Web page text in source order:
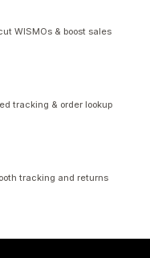
WISMOs & boost sales
tracking & order lookup
tracking and returns